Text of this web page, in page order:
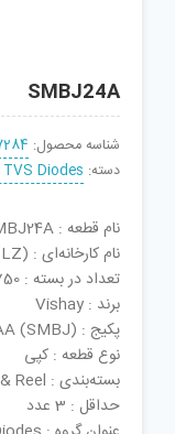
SMBJ24A
شناسه محصول:
دسته: Diodes
نام قطعه : SMBJ24A
نام کارخانه‌ای : SMBJ24A(LZ)
تعداد در بسته : 750 عدد
برند : Vishay
پکیج : DO-214AA (SMBJ)
نوع قطعه : کپی
بسته‌بندی : Tape & Reel
حداقل : 3 عدد